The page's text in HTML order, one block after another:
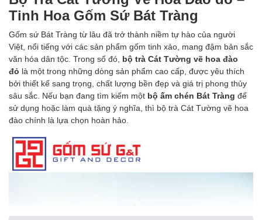
Tinh Hoa Gốm Sứ Bát Tràng
Gốm sứ Bát Tràng từ lâu đã trở thành niềm tự hào của người
Việt, nổi tiếng với các sản phẩm gốm tinh xảo, mang đậm bản sắc
văn hóa dân tộc. Trong số đó, bộ trà Cát Tường vẽ hoa đào
đỏ là một trong những dòng sản phẩm cao cấp, được yêu thích
bởi thiết kế sang trọng, chất lượng bền đẹp và giá trị phong thủy
sâu sắc. Nếu bạn đang tìm kiếm một bộ ấm chén Bát Tràng để
sử dụng hoặc làm quà tặng ý nghĩa, thì bộ trà Cát Tường vẽ hoa
đào chính là lựa chọn hoàn hảo.